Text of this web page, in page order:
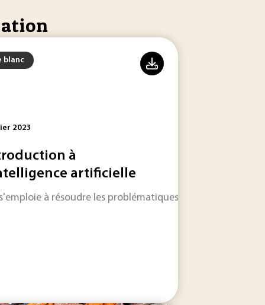
la Lune.
placée comme un moteur de l’entreprise du
blanc
2023
à
artificielle
à résoudre les problématiques qui relèvent de